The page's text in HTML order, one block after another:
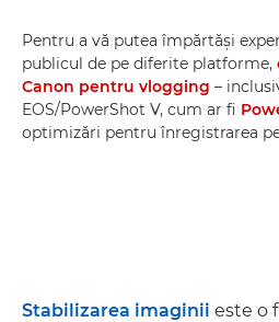
Pentru a vă putea împărtăşi
publicul de pe diferite platforme,
Canon pentru vlogging –
EOS/PowerShot V, cum ar fi
optimizări pentru înregistrarea
Stabilizarea imaginii este o